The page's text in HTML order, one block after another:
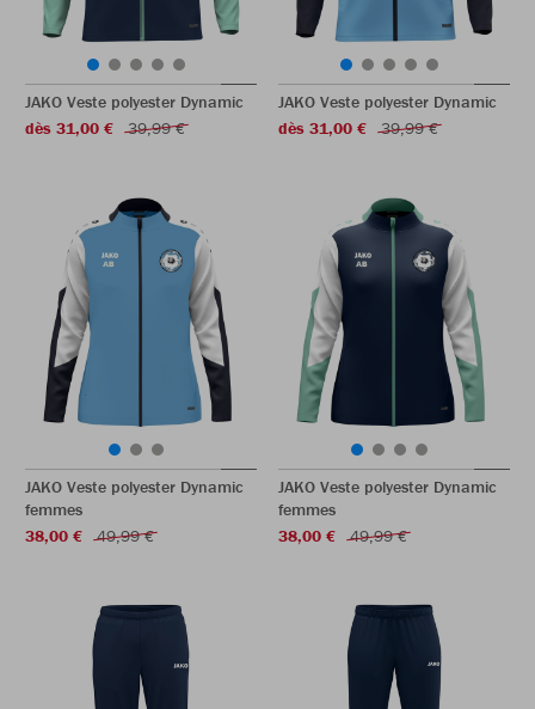
JAKO Veste polyester Dynamic
dès 31,00 €
39,99 €
JAKO Veste polyester Dynamic
dès 31,00 €
39,99 €
JAKO Veste polyester Dynamic
femmes
38,00 €
49,99 €
JAKO Veste polyester Dynamic
femmes
38,00 €
49,99 €